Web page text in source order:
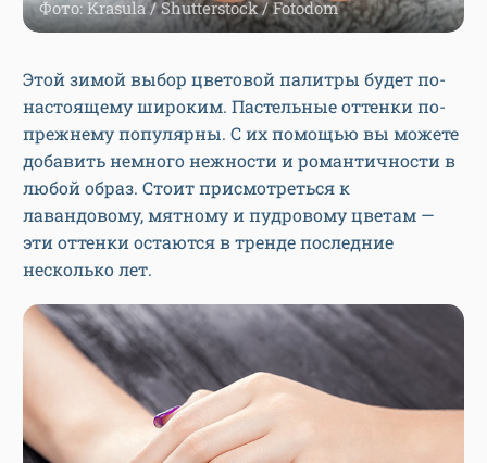
Фото: Krasula / Shutterstock / Fotodom
Этой зимой выбор цветовой палитры будет по-
настоящему широким. Пастельные оттенки по-
прежнему популярны. С их помощью вы можете
добавить немного нежности и романтичности в
любой образ. Стоит присмотреться к
лавандовому, мятному и пудровому цветам —
эти оттенки остаются в тренде последние
несколько лет.